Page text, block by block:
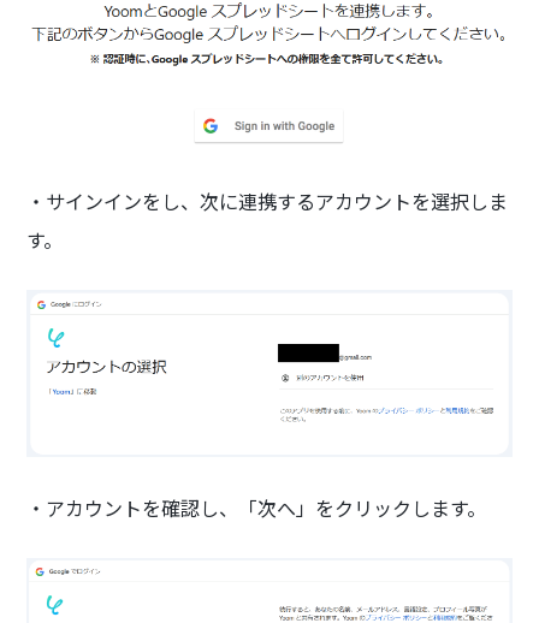
・サインインをし、次に連携するアカウントを選択しま
す。
・アカウントを確認し、「次へ」をクリックします。